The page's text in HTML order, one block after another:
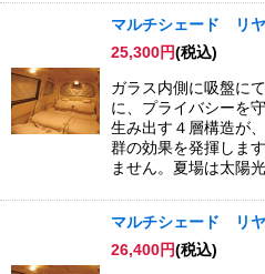
マルチシェード リ
25,300円(税込)
ガラス内側に吸盤に
に、プライバシーを
生み出す４層構造が
群の効果を発揮しま
ません。夏場は太陽
マルチシェード リ
26,400円(税込)